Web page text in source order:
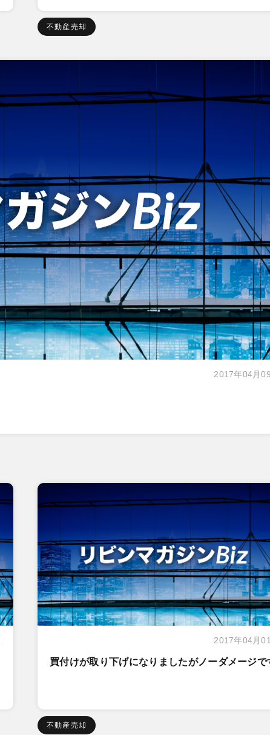
不動産売却
2017年04月
2017年04月
買付けが取り下げになりましたがノーダメージで
不動産売却